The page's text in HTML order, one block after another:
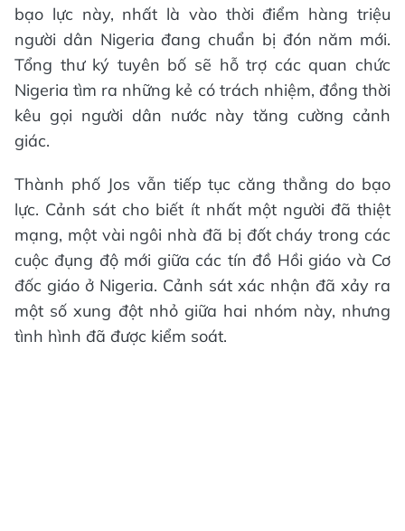
bạo lực này, nhất là vào thời điểm hàng triệu
người dân Nigeria đang chuẩn bị đón năm mới.
Tổng thư ký tuyên bố sẽ hỗ trợ các quan chức
Nigeria tìm ra những kẻ có trách nhiệm, đồng thời
kêu gọi người dân nước này tăng cường cảnh
giác.
Thành phố Jos vẫn tiếp tục căng thẳng do bạo
lực. Cảnh sát cho biết ít nhất một người đã thiệt
mạng, một vài ngôi nhà đã bị đốt cháy trong các
cuộc đụng độ mới giữa các tín đồ Hồi giáo và Cơ
đốc giáo ở Nigeria. Cảnh sát xác nhận đã xảy ra
một số xung đột nhỏ giữa hai nhóm này, nhưng
tình hình đã được kiểm soát.